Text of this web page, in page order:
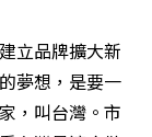
立品牌擴大新
夢想，是要一
，叫台灣。市